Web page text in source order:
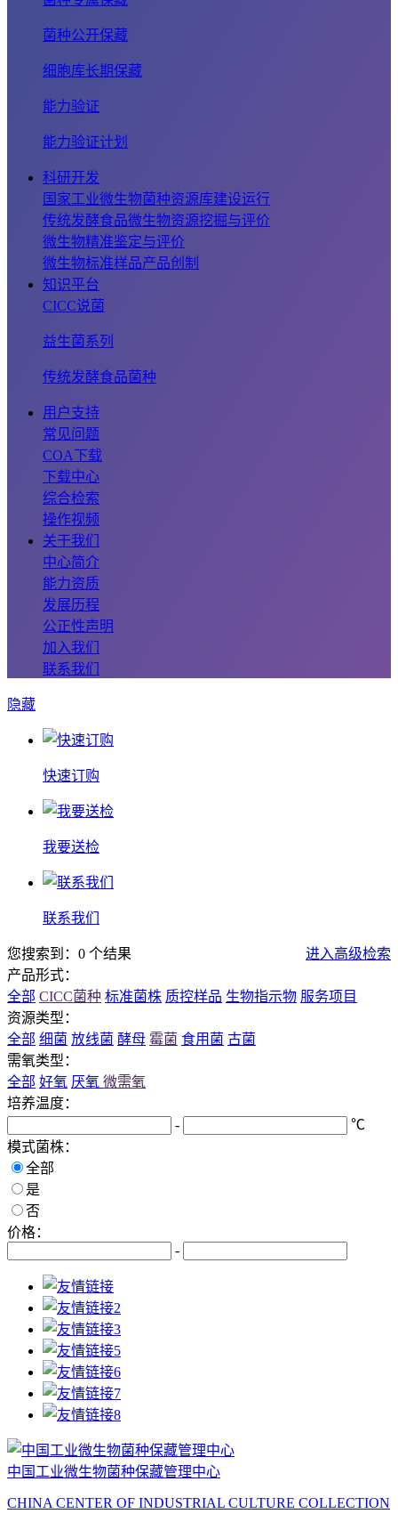
菌种公开保藏
细胞库长期保藏
能力验证
能力验证计划
科研开发
国家工业微生物菌种资源库建设运行
传统发酵食品微生物资源挖掘与评价
微生物精准鉴定与评价
微生物标准样品产品创制
知识平台
CICC说菌
益生菌系列
传统发酵食品菌种
用户支持
常见问题
COA下载
下载中心
综合检索
操作视频
关于我们
中心简介
能力资质
发展历程
公正性声明
加入我们
联系我们
隐藏
快速订购
我要送检
联系我们
您搜索到：0 个结果
进入高级检索
产品形式：
全部 CICC菌种 标准菌株 质控样品 生物指示物 服务项目
资源类型：
全部 细菌 放线菌 酵母 霉菌 食用菌 古菌
需氧类型：
全部 好氧 厌氧 微需氧
培养温度：
-
℃
模式菌株：
全部
是
否
价格：
-
中国工业微生物菌种保藏管理中心
CHINA CENTER OF INDUSTRIAL CULTURE COLLECTION